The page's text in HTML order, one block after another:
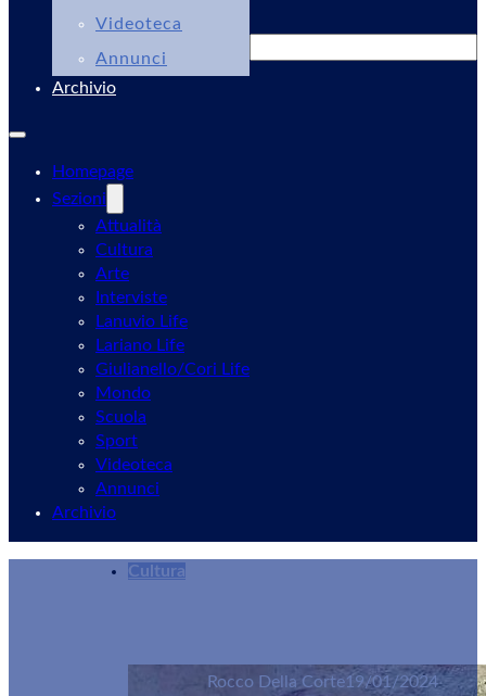
Videoteca
Annunci
Archivio
Homepage
Sezioni
Attualità
Cultura
Arte
Interviste
Lanuvio Life
Lariano Life
Giulianello/Cori Life
Mondo
Scuola
Sport
Videoteca
Annunci
Archivio
Cultura
Rocco Della Corte19/01/2024